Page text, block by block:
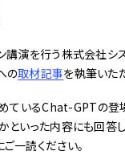
講演を行う株式会社シ
の取材記事を執筆いた
ているChat-GPTの登
といった内容にも回答し
一読ください。